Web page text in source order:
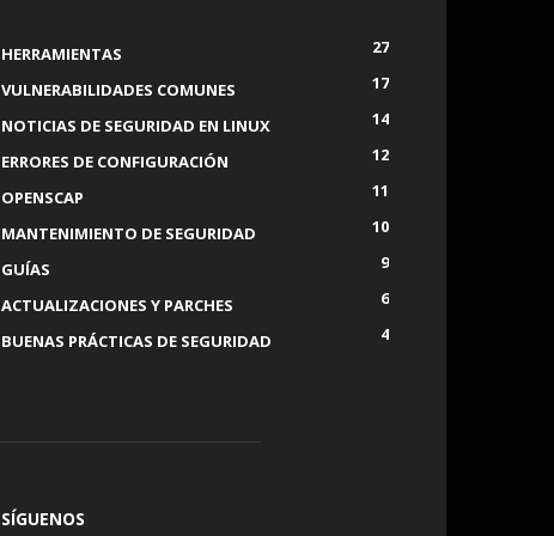
HERRAMIENTAS
27
VULNERABILIDADES COMUNES
17
NOTICIAS DE SEGURIDAD EN LINUX
14
ERRORES DE CONFIGURACIÓN
12
OPENSCAP
11
MANTENIMIENTO DE SEGURIDAD
10
GUÍAS
9
ACTUALIZACIONES Y PARCHES
6
BUENAS PRÁCTICAS DE SEGURIDAD
4
SÍGUENOS